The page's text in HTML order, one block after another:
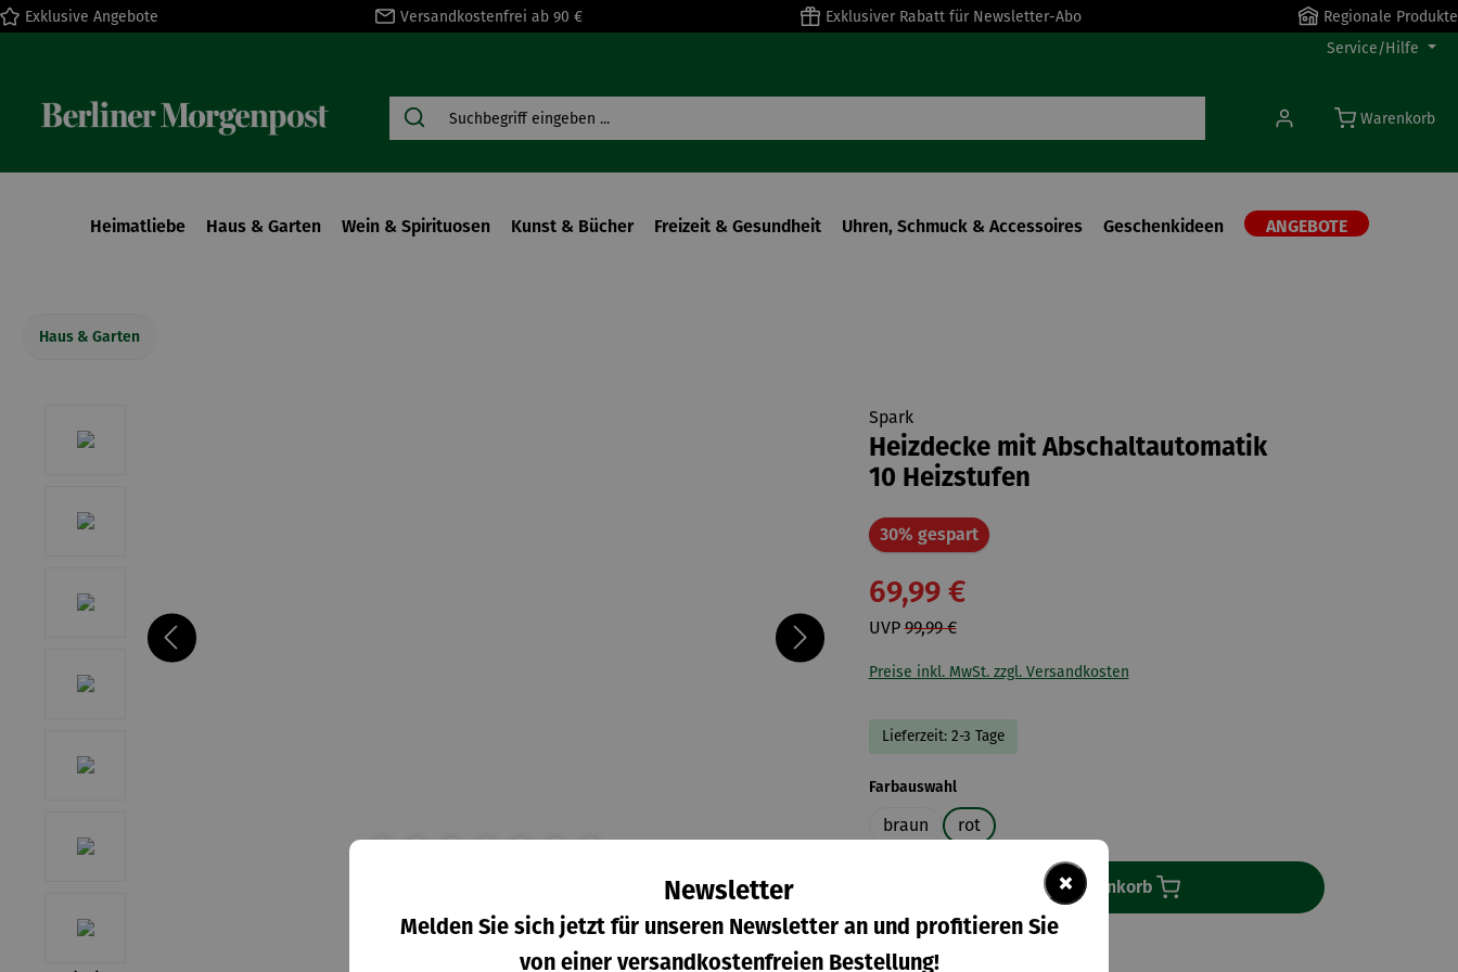
Zur Hauptnavigation springen
Exklusive Angebote Versandkostenfrei ab 90 € Exklusiver Rabatt für Newsletter-Abo
Regionale Produkte
Service/Hilfe
Warenkorb
Heimatliebe Haus & Garten Wein & Spirituosen Kunst & Bücher Freizeit & Gesundheit Uhren, Schmuck & Accessoires Geschenkideen ANGEBOTE
Haus & Garten
Spark
Heizdecke mit Abschaltautomatik
10 Heizstufen
30% gespartRabatt
69,99 €
UVP99,99 €
Preise inkl. MwSt. zzgl. Versandkosten
Lieferzeit: 2-3 Tage
Farbauswahlauswählen
braun rot
In den Warenkorb
×
Newsletter
Melden Sie sich jetzt für unseren Newsletter an und profitieren Sie
von einer versandkostenfreien Bestellung!